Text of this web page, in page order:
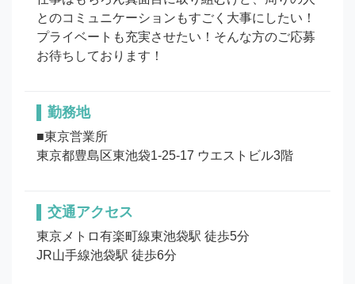
とのコミュニケーションもすごく大事にしたい！
プライベートも充実させたい！そんな方のご応募
お待ちしております！
勤務地
■東京営業所
東京都豊島区東池袋1-25-17 ウエストビル3階
交通アクセス
東京メトロ有楽町線東池袋駅 徒歩5分
JR山手線池袋駅 徒歩6分